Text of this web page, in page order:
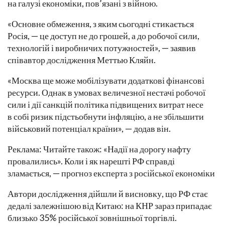
на галузі економіки, пов’язані з війною.
«Основне обмеження, з яким сьогодні стикається
Росія, — це доступ не до грошей, а до робочої сили,
технологій і виробничих потужностей», — заявив
співавтор дослідження Меттью Кляйн.
«Москва ще може мобілізувати додаткові фінансові
ресурси. Однак в умовах величезної нестачі робочої
сили і дії санкцій політика підвищених витрат несе
в собі ризик підстьобнути інфляцію, а не збільшити
військовий потенціал країни», — додав він.
Реклама: Читайте також: «Надії на дорогу нафту
провалились». Коли і як нарешті РФ справді
зламається, — прогноз експерта з російської економіки
Автори дослідження дійшли й висновку, що РФ стає
дедалі залежнішою від Китаю: на КНР зараз припадає
близько 35% російської зовнішньої торгівлі.